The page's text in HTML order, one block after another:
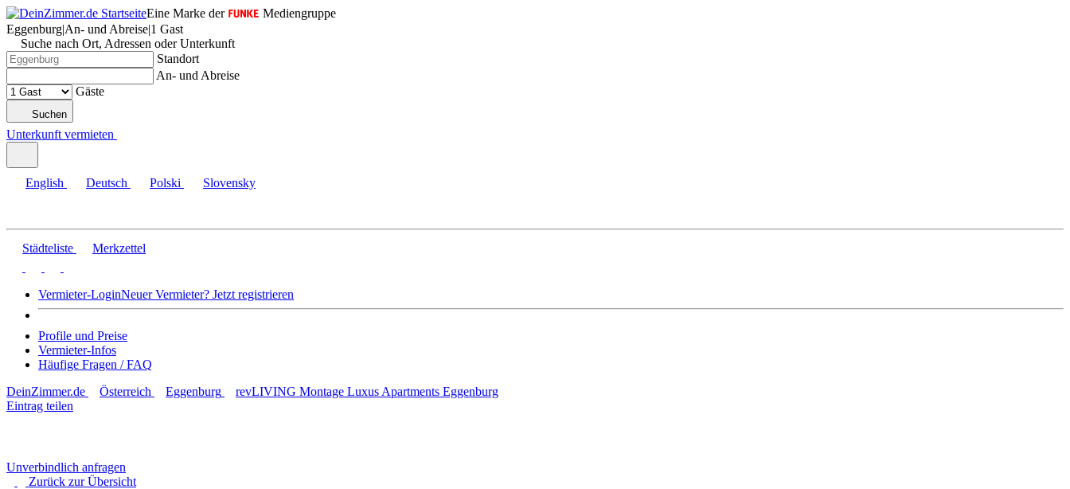
Eine Marke der
Mediengruppe
Eggenburg|An- und Abreise|1 Gast
Suche nach Ort, Adressen oder Unterkunft
Standort
An- und Abreise
Gäste
Suchen
Unterkunft vermieten
English Deutsch Polski Slovensky
Städteliste Merkzettel
Vermieter-LoginNeuer Vermieter? Jetzt registrieren
Profile und Preise
Vermieter-Infos
Häufige Fragen / FAQ
DeinZimmer.de
Österreich Eggenburg
revLIVING Montage Luxus Apartments Eggenburg
Eintrag teilen
Unverbindlich anfragen
Zurück zurÜbersicht